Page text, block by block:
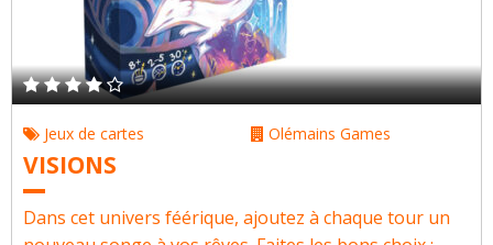
Jeux de cartes Olémains Games
VISIONS
Dans cet univers féérique, ajoutez à chaque tour un